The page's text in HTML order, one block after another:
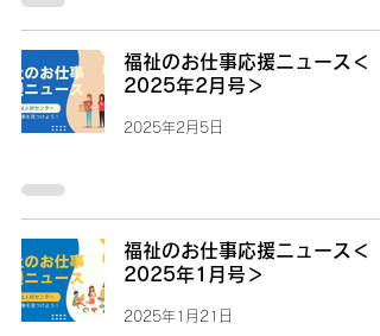
福祉のお仕事応援ニュース＜
2025年2月号＞
2025年2月5日
福祉のお仕事応援ニュース＜
2025年1月号＞
2025年1月21日